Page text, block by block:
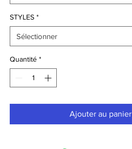
STYLES *
Sélectionner
Quantité *
Ajouter au panier